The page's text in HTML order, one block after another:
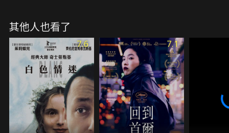
「最糟糕的人」醜化社區形象。戲裡戲外的瘋狂荒
誕、同儕之間的辱罵嘲諷，竟讓衝突一觸即發！
其他人也看了
7.6 7.1